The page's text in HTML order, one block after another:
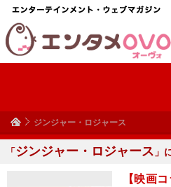
ジンジャー・ロジャース
「ジンジャー・ロジャース 」
【映画